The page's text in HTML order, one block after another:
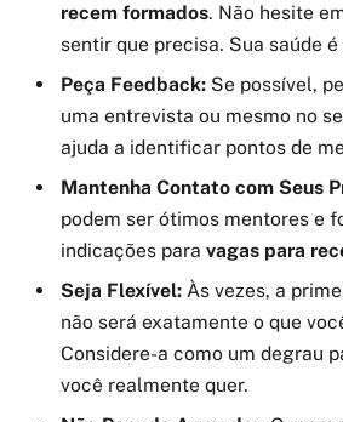
recem formados. Não hesite
sentir que precisa. Sua saúde
Peça Feedback: Se possível,
uma entrevista ou mesmo no
ajuda a identificar pontos de
Mantenha Contato com Seus
podem ser ótimos mentores e
indicações para vagas para
Seja Flexível: Às vezes, a
não será exatamente o que
Considere-a como um degrau
você realmente quer.